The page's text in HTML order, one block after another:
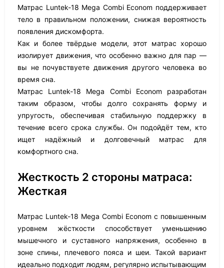
Матрас Luntek-18 Mega Combi Econom поддерживает
тело в правильном положении, снижая вероятность
появления дискомфорта.
Как и более твёрдые модели, этот матрас хорошо
изолирует движения, что особенно важно для пар —
вы не почувствуете движения другого человека во
время сна.
Матрас Luntek-18 Mega Combi Econom разработан
таким образом, чтобы долго сохранять форму и
упругость, обеспечивая стабильную поддержку в
течение всего срока службы. Он подойдёт тем, кто
ищет надёжный и долговечный матрас для
комфортного сна.
Жесткость 2 стороны матраса:
Жесткая
Матрас Luntek-18 Mega Combi Econom с повышенным
уровнем жёсткости способствует уменьшению
мышечного и суставного напряжения, особенно в
зоне спины, плечевого пояса и шеи. Такой вариант
идеально подходит людям, регулярно испытывающим